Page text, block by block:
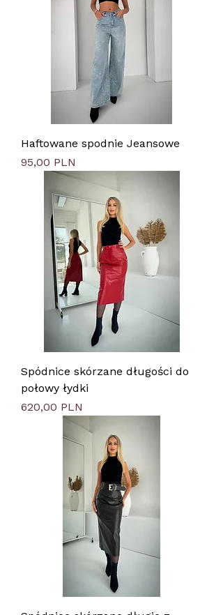
Haftowane spodnie Jeansowe
Цена
95,00 PLN
Spódnice skórzane długości do
połowy łydki
Цена
620,00 PLN